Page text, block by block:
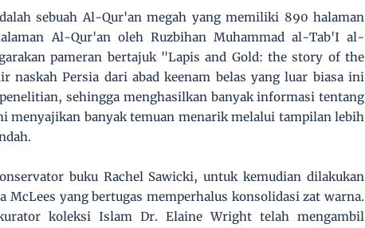
sebuah Al-Qur'an megah yang memiliki 890 halaman
Al-Qur'an oleh Ruzbihan Muhammad al-Tab'I al-
pameran bertajuk "Lapis and Gold: the story of the
naskah Persia dari abad keenam belas yang luar biasa ini
sehingga menghasilkan banyak informasi tentang
menyajikan banyak temuan menarik melalui tampilan lebih
buku Rachel Sawicki, untuk kemudian dilakukan
yang bertugas memperhalus konsolidasi zat warna.
koleksi Islam Dr. Elaine Wright telah mengambil